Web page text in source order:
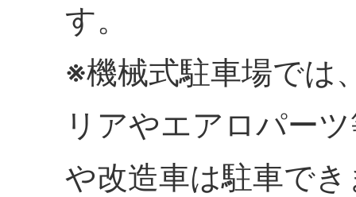
す。
※機械式駐車場では
リアやエアロパー
や改造車は駐車で